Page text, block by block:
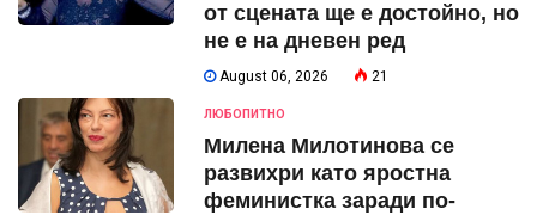
от сцената ще е достойно, но
не е на дневен ред
August 06, 2026 21
ЛЮБОПИТНО
Милена Милотинова се
развихри като яростна
феминистка заради по-